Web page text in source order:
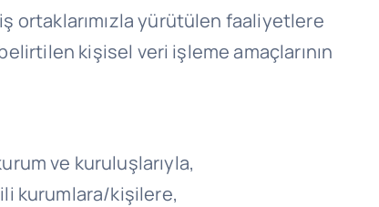
ortaklarımızla yürütülen faaliyetlere
kişisel veri işleme amaçlarının
ve kuruluşlarıyla,
kurumlara/kişilere,